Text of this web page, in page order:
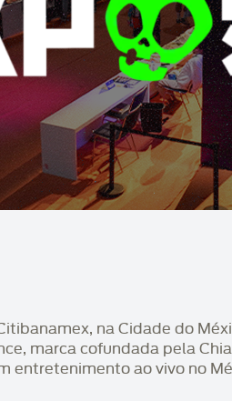
na Cidade do
marca cofundada pela
entretenimento ao vivo no